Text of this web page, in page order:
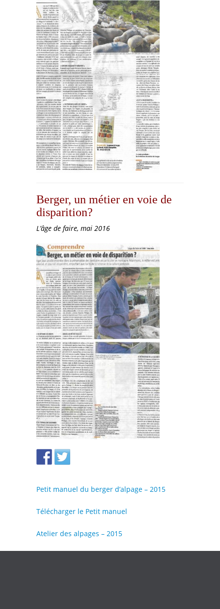
Berger, un métier en voie de
disparition?
L’âge de faire, mai 2016
Petit manuel du berger d’alpage – 2015
Télécharger le Petit manuel
Atelier des alpages – 2015